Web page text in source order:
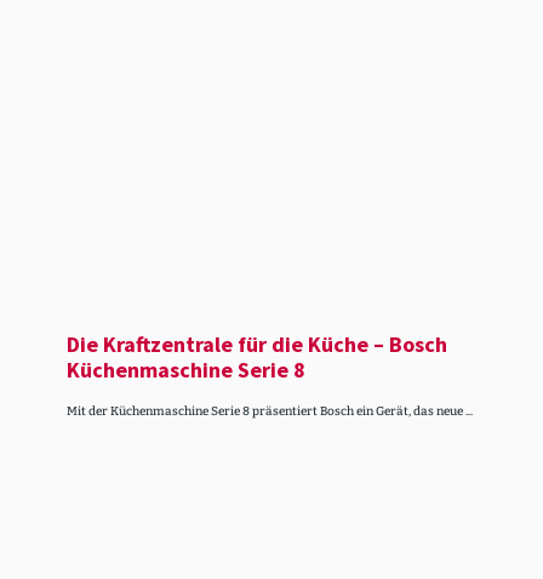
Die Kraft­zen­trale für die Küche – Bosch
Küchenmaschine Serie 8
Mit der Küchenmaschine Serie 8 präsentiert Bosch ein Gerät, das neue ...